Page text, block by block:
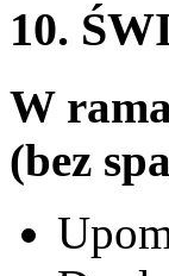
10.
W
(bez